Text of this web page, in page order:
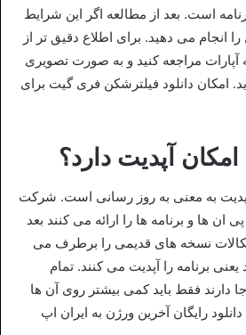
است. بعد از مطالعه اگر این شرایط
انجام می دهید. برای اطلاع دقیق تر از
مراجعه کنید و به صورت تصویری
امکان دانلود فیلترشکن فری گیت برای
آپدیت دارد؟
به معنی به روز رسانی است. شرکت
ها و برنامه ها را ارائه می کنند بعد
نسخه های قدیمی را برطرف می
یعنی برنامه را آپدیت می کنند. تمام
دارند فقط باید کمی بیشتر روی آن ها
کار شود‌. برای Freegate دانلود رایگان آخرین ورژن به ایران اپ